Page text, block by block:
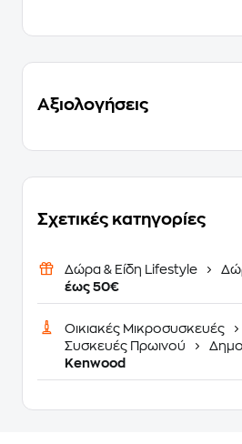
Αξιολογήσεις
Σχετικές κατηγορίες
Δώρα & Είδη Lifestyle
έως 50€
Οικιακές Μικροσυσκευές
Συσκευές Πρωινού
Kenwood